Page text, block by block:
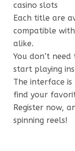
casino slots
Each title are
compatible
alike.
You don’t
start playing
The interface
find your
Register now,
spinning reels!